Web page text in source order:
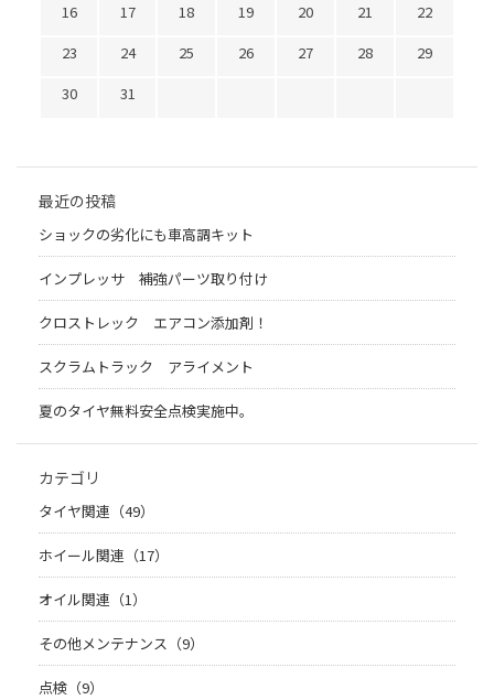
16
17 18 19 20 21
22
23
24 25 26 27 28
29
30
31
最近の投稿
ショックの劣化にも車高調キット
インプレッサ 補強パーツ取り付け
クロストレック エアコン添加剤！
スクラムトラック アライメント
夏のタイヤ無料安全点検実施中。
カテゴリ
タイヤ関連（49）
ホイール関連（17）
オイル関連（1）
その他メンテナンス（9）
点検（9）